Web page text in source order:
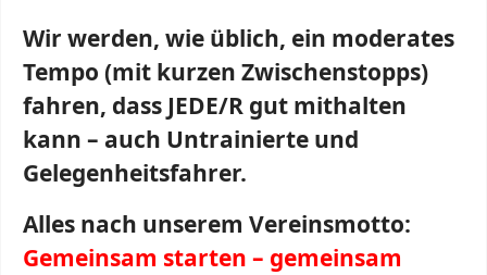
Wir werden, wie üblich, ein moderates
Tempo (mit kurzen Zwischenstopps)
fahren, dass JEDE/R gut mithalten
kann – auch Untrainierte und
Gelegenheitsfahrer.
Alles nach unserem Vereinsmotto:
Gemeinsam starten – gemeinsam